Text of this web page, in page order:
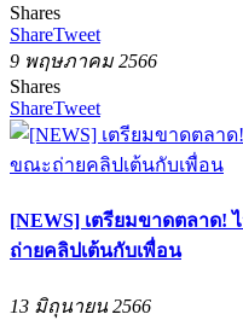
Shares
ShareTweet
9 พฤษภาคม 2566
Shares
ShareTweet
[NEWS] เตรียมขาดตลาด!
ถ่ายคลิปเต้นกับเพื่อน
13 มิถุนายน 2566